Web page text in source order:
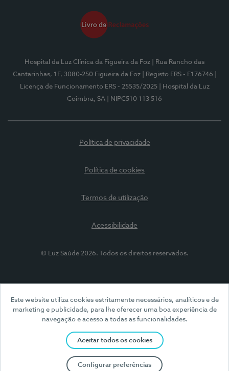
Este website utiliza cookies estritamente necessários, analíticos e de
marketing e publicidade, para lhe oferecer uma boa experiência de
navegação e acesso a todas as funcionalidades.
Aceitar todos os cookies
Configurar preferências
Hospital da Luz Clínica da Figueira da Foz
| Rua Rancho das
Cantarinhas, 1F, 3080-250 Figueira da Foz
| Registo ERS - E176746
Licença de Funcionamento ERS - 25535/2025
| Hospital da Luz
Coimbra, SA
| NIPC510 113 516
Política de privacidade
Política de cookies
Termos de utilização
Acessibilidade
© Luz Saúde 2026. Todos os direitos reservados.